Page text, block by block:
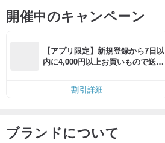
開催中のキャンペーン
【アプリ限定】新規登録から7日以
内に4,000円以上お買いもので送料
割引詳細
ブランドについて